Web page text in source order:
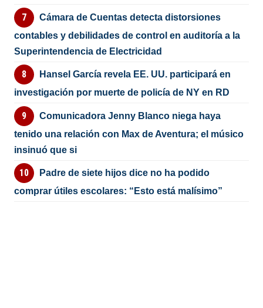
Cámara de Cuentas detecta distorsiones
contables y debilidades de control en auditoría a la
Superintendencia de Electricidad
Hansel García revela EE. UU. participará en
investigación por muerte de policía de NY en RD
Comunicadora Jenny Blanco niega haya
tenido una relación con Max de Aventura; el músico
insinuó que si
Padre de siete hijos dice no ha podido
comprar útiles escolares: “Esto está malísimo”